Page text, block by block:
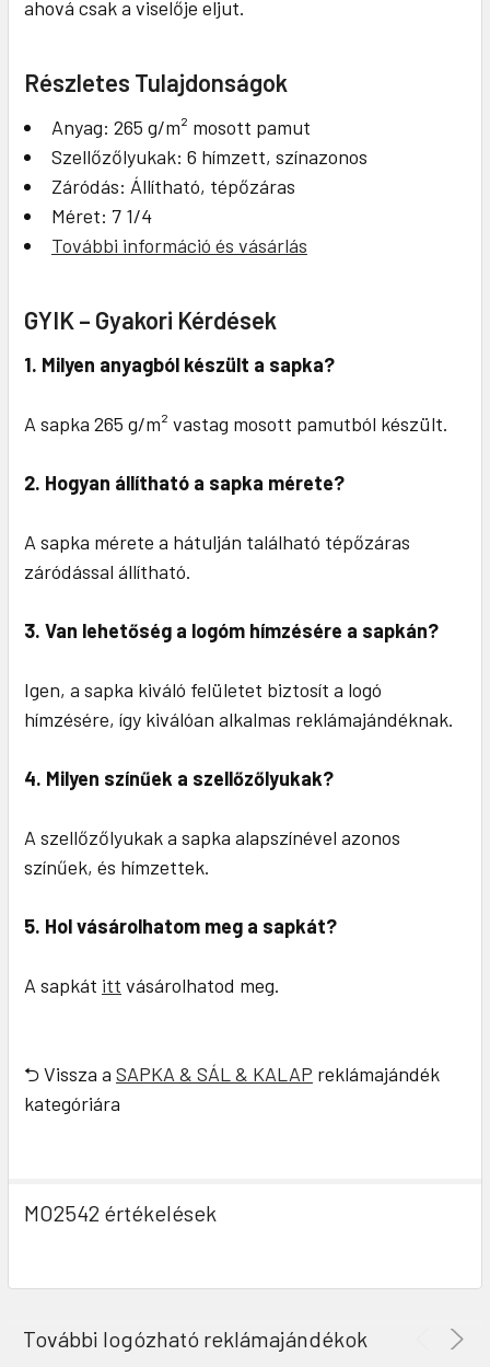
ahová csak a viselője eljut.
Részletes Tulajdonságok
Anyag: 265 g/m² mosott pamut
Szellőzőlyukak: 6 hímzett, színazonos
Záródás: Állítható, tépőzáras
Méret: 7 1/4
További információ és vásárlás
GYIK – Gyakori Kérdések
1. Milyen anyagból készült a sapka?
A sapka 265 g/m² vastag mosott pamutból készült.
2. Hogyan állítható a sapka mérete?
A sapka mérete a hátulján található tépőzáras
záródással állítható.
3. Van lehetőség a logóm hímzésére a sapkán?
Igen, a sapka kiváló felületet biztosít a logó
hímzésére, így kiválóan alkalmas reklámajándéknak.
4. Milyen színűek a szellőzőlyukak?
A szellőzőlyukak a sapka alapszínével azonos
színűek, és hímzettek.
5. Hol vásárolhatom meg a sapkát?
A sapkát itt vásárolhatod meg.
⮌ Vissza a SAPKA & SÁL & KALAP reklámajándék
kategóriára
MO2542 értékelések
További logózható reklámajándékok